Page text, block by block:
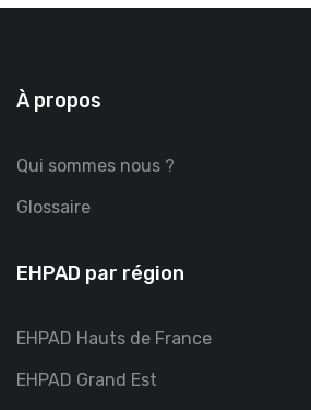
À propos
Qui sommes nous ?
Glossaire
EHPAD par région
EHPAD Hauts de France
EHPAD Grand Est